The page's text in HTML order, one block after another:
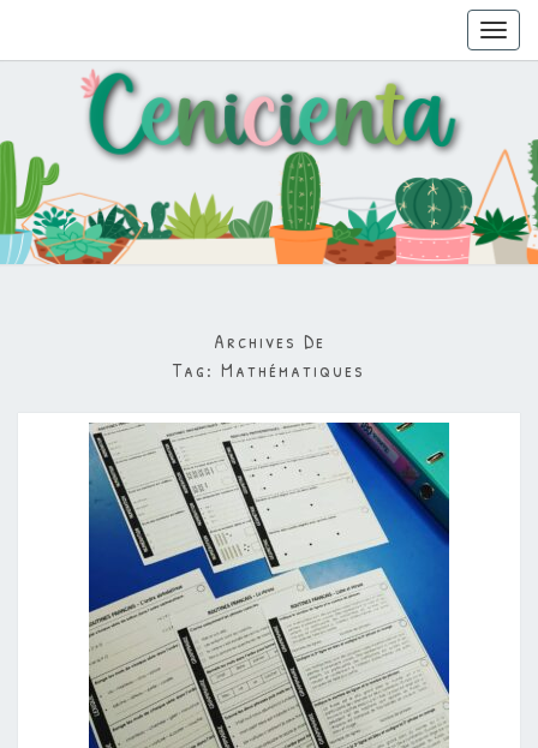
Archives De
Tag: Mathématiques